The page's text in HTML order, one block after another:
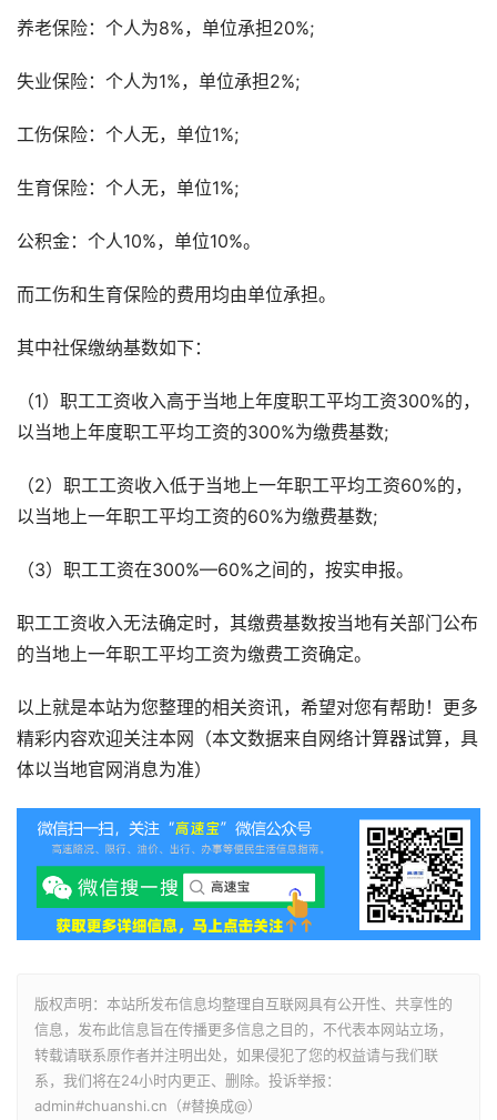
养老保险：个人为8%，单位承担20%;
失业保险：个人为1%，单位承担2%;
工伤保险：个人无，单位1%;
生育保险：个人无，单位1%;
公积金：个人10%，单位10%。
而工伤和生育保险的费用均由单位承担。
其中社保缴纳基数如下：
（1）职工工资收入高于当地上年度职工平均工资300%的，
以当地上年度职工平均工资的300%为缴费基数;
（2）职工工资收入低于当地上一年职工平均工资60%的，
以当地上一年职工平均工资的60%为缴费基数;
（3）职工工资在300%—60%之间的，按实申报。
职工工资收入无法确定时，其缴费基数按当地有关部门公布
的当地上一年职工平均工资为缴费工资确定。
以上就是本站为您整理的相关资讯，希望对您有帮助！更多
精彩内容欢迎关注本网（本文数据来自网络计算器试算，具
体以当地官网消息为准）
版权声明：本站所发布信息均整理自互联网具有公开性、共享性的
信息，发布此信息旨在传播更多信息之目的，不代表本网站立场，
转载请联系原作者并注明出处，如果侵犯了您的权益请与我们联
系，我们将在24小时内更正、删除。投诉举报：
admin#chuanshi.cn（#替换成@）